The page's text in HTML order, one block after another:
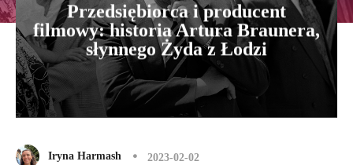
Przedsiębiorca i producent
filmowy: historia Artura Braunera,
słynnego Żyda z Łodzi
Iryna Harmash 2023-02-02